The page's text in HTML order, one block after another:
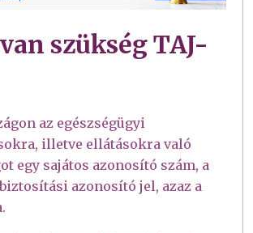
szükség TAJ-
az egészségügyi
illetve ellátásokra való
egy sajátos azonosító szám, a
azonosító jel, azaz a